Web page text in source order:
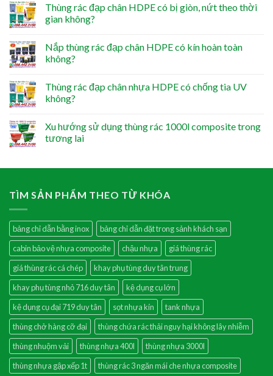
Thùng rác đạp chân HDPE có bị giòn, nứt theo thời
gian không?
Nắp thùng rác đạp chân HDPE có kín hoàn toàn
không?
Thùng rác đạp chân nhựa HDPE có chống tia UV
không?
Xu hướng sử dụng thùng rác 1000l composite trong
tương lai
TÌM SẢN PHẨM THEO TỪ KHÓA
bảng chỉ dẫn bằng inox
bảng chỉ dẫn đặt trong sảnh khách sạn
cabin bảo vệ nhựa composite
chậu nhựa
giá thùng rác
giá thùng rác cá chép
khay phụ tùng duy tân trung
khay phụ tùng nhỏ 716 duy tân
kệ dụng cụ lớn
kệ dụng cụ đại 719 duy tân
sọt nhựa kín
tank nhựa
thùng chở hàng cỡ đại
thùng chứa rác thải nguy hại không lây nhiễm
thùng nhuộm vải
thùng nhựa 400l
thùng nhựa 3000l
thùng nhựa gập xếp 1t
thùng rác 3 ngăn mái che nhựa composite